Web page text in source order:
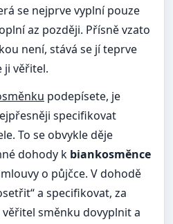
se nejprve vyplní pouze
az později. Přísně vzato
není, stává se jí teprve
ji věřitel.
podepísete, je
specifikovat
To se obvykle děje
dohody k biankosměnce
o půjčce. V dohodě
a specifikovat, za
směnku dovyplnit a